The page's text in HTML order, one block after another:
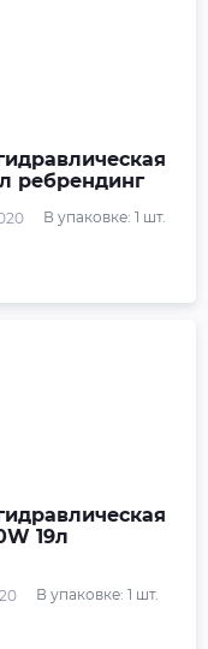
ребрендинг
В упаковке: 1 шт.
19л
В упаковке: 1 шт.